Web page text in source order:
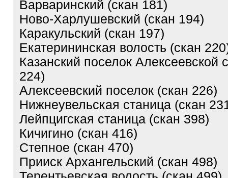
Варваринский (скан 181)
Ново-Харлушевский (скан 194)
Каракульский (скан 197)
Екатерининская волость (скан
Казанский поселок Алексеевской
224)
Алексеевский поселок (скан 226)
Нижнеувельская станица (скан
Лейпцигская станица (скан 398)
Кичигино (скан 416)
Степное (скан 470)
Прииск Архангельский (скан 498)